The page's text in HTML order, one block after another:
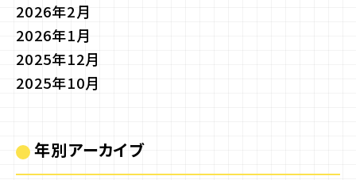
2026年2月
2026年1月
2025年12月
2025年10月
年別アーカイブ